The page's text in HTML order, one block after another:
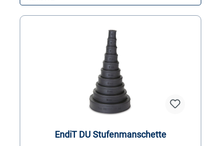
EndiT DU Stufenmanschette